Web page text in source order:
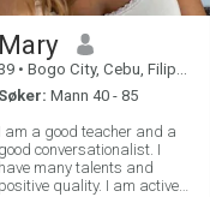
Mary
• Bogo City, Cebu, Filippinene
Søker: Mann 40 - 85
I am a good teacher and a
good conversationalist. I
have many talents and
positive quality. I am active